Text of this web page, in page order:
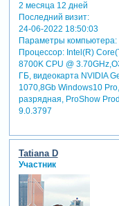
2 месяца 12 дней
Последний визит:
24-06-2022 18:50:03
Параметры компьютера:
Процессор: Intel(R)
8700K CPU @
ГБ, видеокарта NVIDIA
1070,8Gb Windows10
разрядная, ProShow
9.0.3797
Tatiana D
Участник